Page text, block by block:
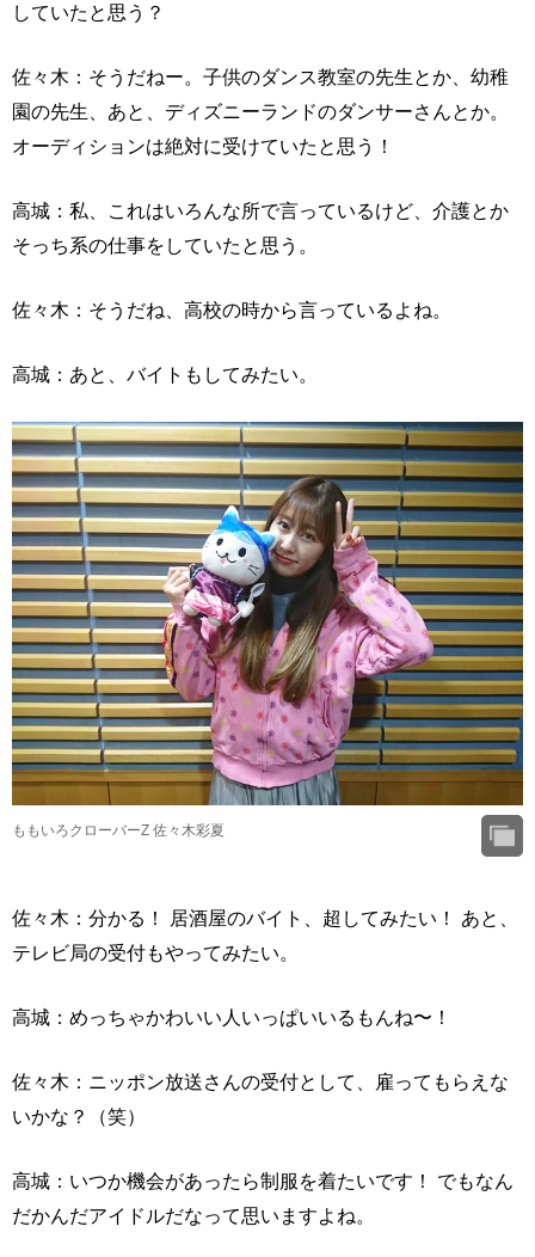
していたと思う？
佐々木：そうだねー。子供のダンス教室の先生とか、幼稚
園の先生、あと、ディズニーランドのダンサーさんとか。
オーディションは絶対に受けていたと思う！
高城：私、これはいろんな所で言っているけど、介護とか
そっち系の仕事をしていたと思う。
佐々木：そうだね、高校の時から言っているよね。
高城：あと、バイトもしてみたい。
ももいろクローバーZ 佐々木彩夏
佐々木：分かる！ 居酒屋のバイト、超してみたい！ あと、
テレビ局の受付もやってみたい。
高城：めっちゃかわいい人いっぱいいるもんね〜！
佐々木：ニッポン放送さんの受付として、雇ってもらえな
いかな？（笑）
高城：いつか機会があったら制服を着たいです！ でもなん
だかんだアイドルだなって思いますよね。